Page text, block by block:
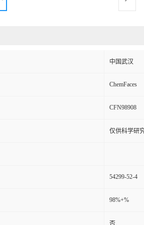
中国武汉
ChemFaces
CFN98908
仅供科学研
54299-52-4
98%+%
否